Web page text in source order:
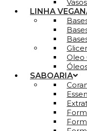
LINHA
Oleo
SABOARIA